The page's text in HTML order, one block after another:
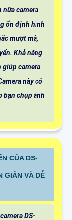
nữacamera
ổn định hình
mượt mà,
Khả năng
giúp camera
này có
bạn chụp ảnh
CỦA DS-
GIẢN VÀ DỄ
DS-